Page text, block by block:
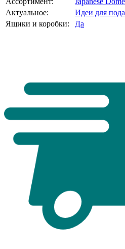
Актуальное:
Идеи для
Ящики и коробки:
Да